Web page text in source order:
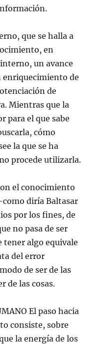
que se halla a
en
un avance
enriquecimiento de
de
Mientras que la
para el que sabe
cómo
la que se ha
procede utilizarla.
el conocimiento
diría Baltasar
por los fines, de
no pasa de ser
tener algo equivale
del error
de ser de las
de las cosas.
El paso hacia
consiste, sobre
la energía de los